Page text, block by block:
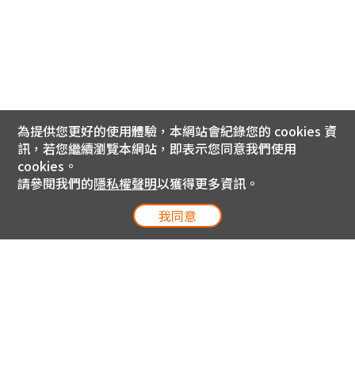
為提供您更好的使用體驗，本網站會紀錄您的 cookies 資
訊，若您繼續瀏覽本網站，即表示您同意我們使用
cookies。
請參閱我們的隱私權聲明以獲得更多資訊。
我同意